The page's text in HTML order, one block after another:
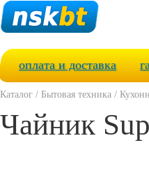
оплата и доставка
Каталог / Бытовая техника /
Чайник